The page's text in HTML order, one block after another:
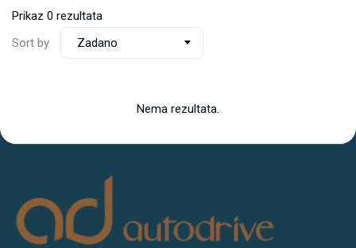
Prikaz 0 rezultata
Sort by
Zadano
Nema rezultata.